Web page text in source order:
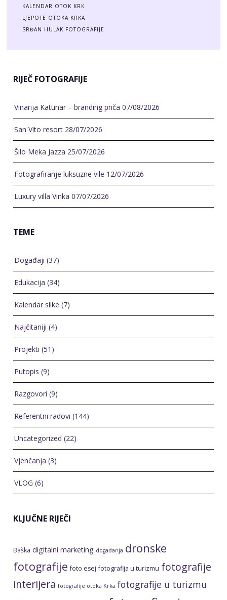
Vinarija Katunar – branding priča
Šilo Meka Jazza 25/07/2026
Fotografiranje luksuzne vile 12/07/2026
Luxury villa Vinka 07/07/2026
TEME
Događaji
Kalendar slike(7)
Najčitaniji(4)
Projekti(51)
Putopis(9)
Razgovori(9)
Referentni radovi(144)
Uncategorized(22)
Vjenčanja(3)
VLOG(6)
KLJUČNE RIJEČI
Baška digitalni marketing
interijera
fotografije otoka Krka fotografije u turizmu
fotografije za bookingfotografiranje
apartmanafotografiranje